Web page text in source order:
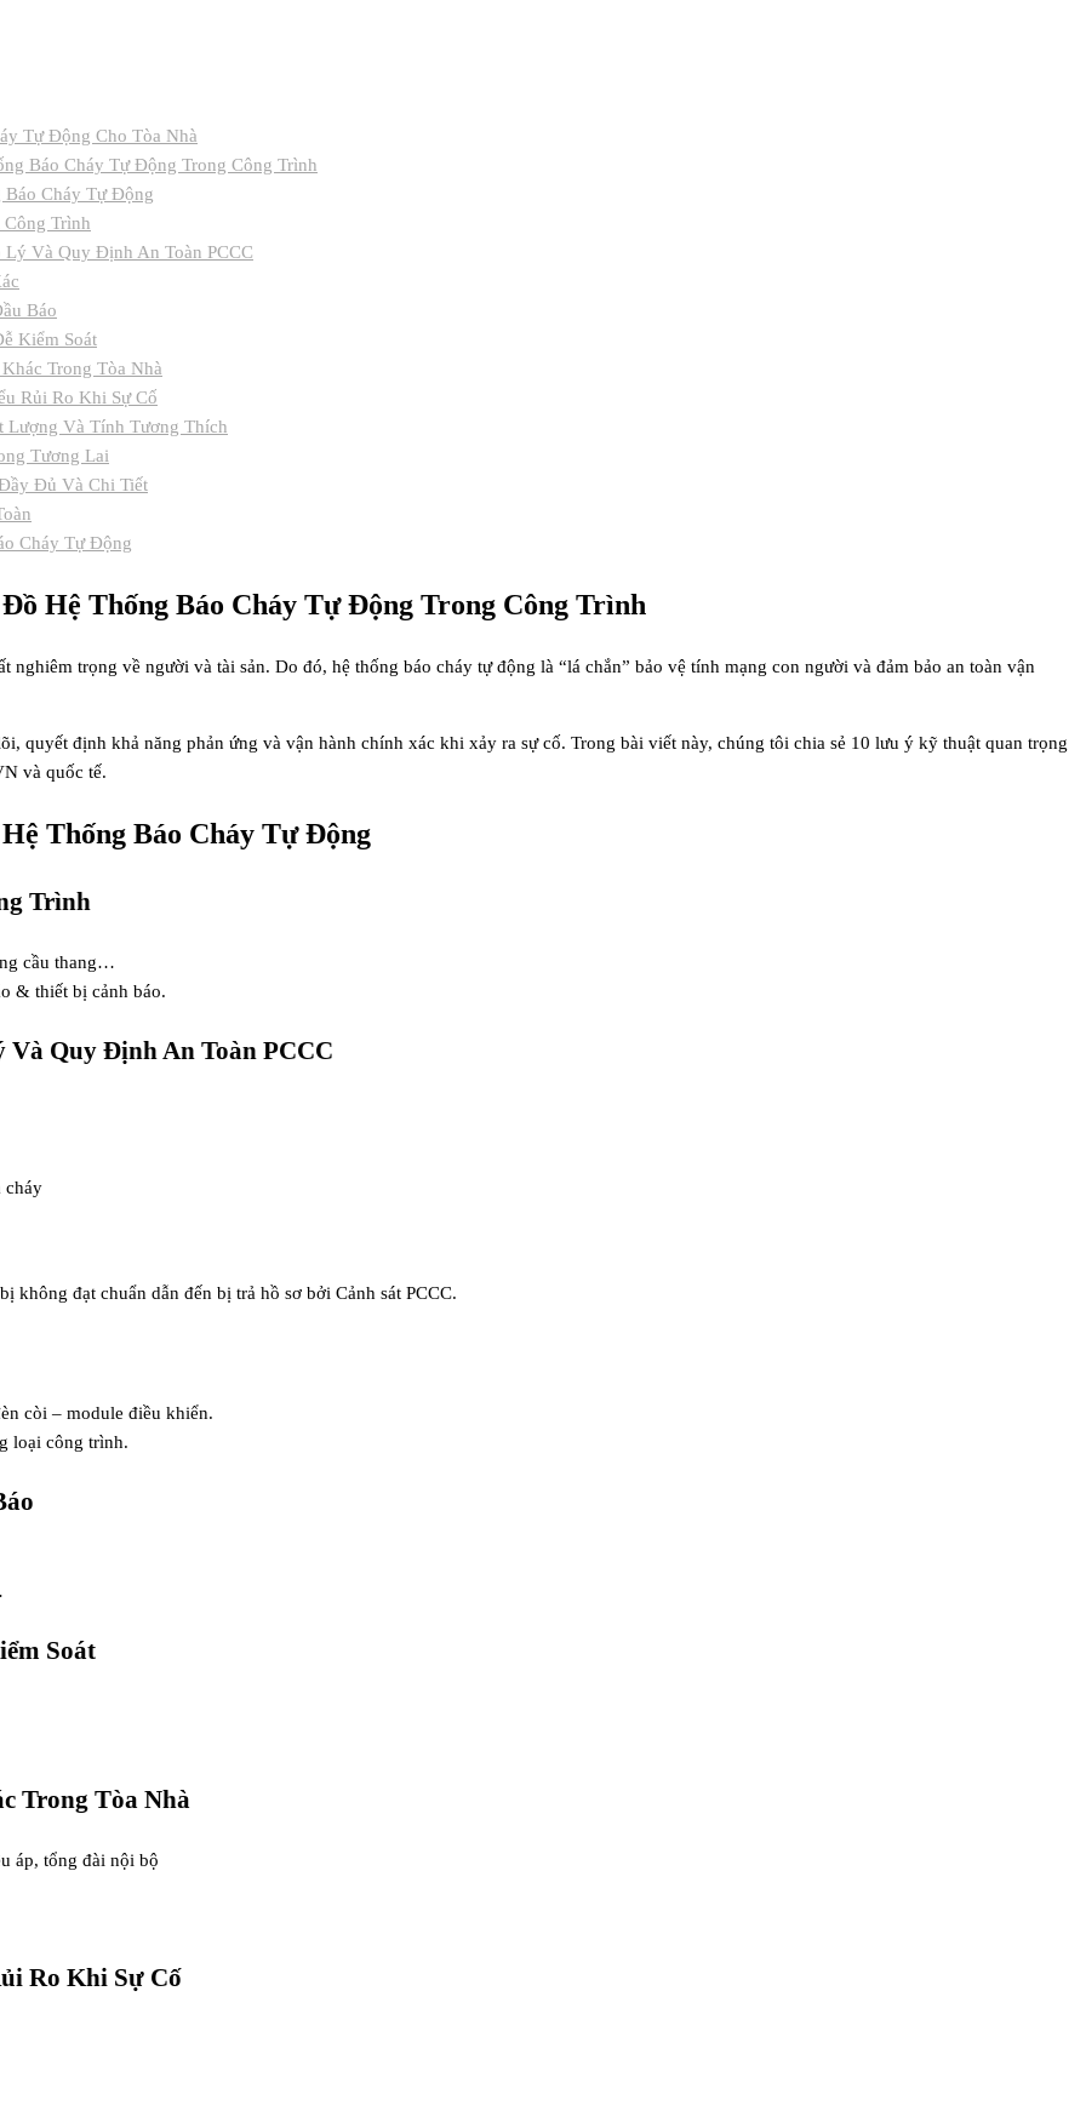
Tự Động Cho Tòa Nhà
Báo Cháy Tự Động Trong Công Trình
Cháy Tự Động
Trình
Lý Và Quy Định An Toàn PCCC
Báo
Kiểm Soát
Trong Tòa Nhà
Rủi Ro Khi Sự Cố
Lượng Và Tính Tương Thích
Tương Lai
Đủ Và Chi Tiết
Cháy Tự Động
Hệ Thống Báo Cháy Tự Động Trong Công Trình
trọng về người và tài sản. Do đó, hệ thống báo cháy tự động là “lá chắn” bảo vệ tính mạng con người và đảm bảo an toàn vận
quyết định khả năng phản ứng và vận hành chính xác khi xảy ra sự cố. Trong bài viết này, chúng tôi chia sẻ 10 lưu ý kỹ thuật quan trọng
và quốc tế.
Thống Báo Cháy Tự Động
Trình
cầu thang…
& thiết bị cảnh báo.
Và Quy Định An Toàn PCCC
cháy
không đạt chuẩn dẫn đến bị trả hồ sơ bởi Cảnh sát PCCC.
còi – module điều khiển.
loại công trình.
Soát
Trong Tòa Nhà
áp, tổng đài nội bộ
Ro Khi Sự Cố